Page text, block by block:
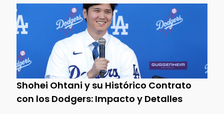
Shohei Ohtani y su Histórico Contrato
con los Dodgers: Impacto y Detalles